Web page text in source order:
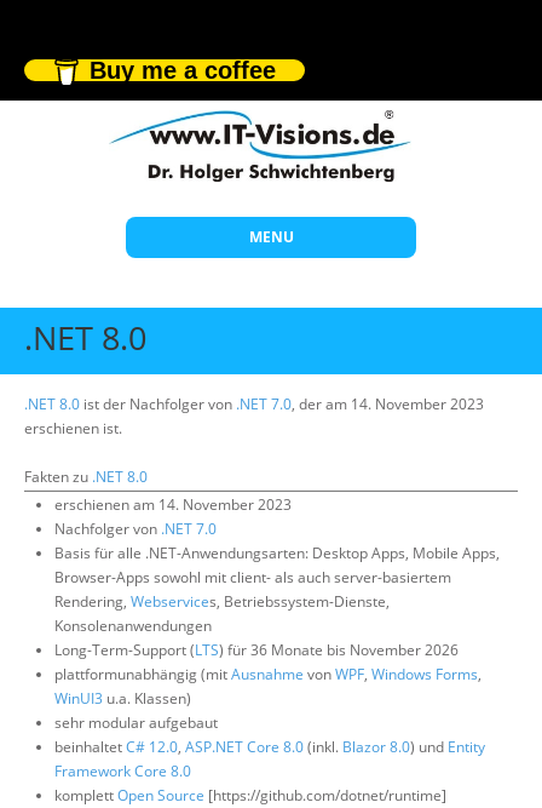
Buy me a coffee
MENU
Start
Beratung
Wissen
Über uns
Suche
.NET 8.0
.NET 8.0 ist der Nachfolger von .NET 7.0, der am 14. November 2023
erschienen ist.
Fakten zu .NET 8.0
erschienen am 14. November 2023
Nachfolger von .NET 7.0
Basis für alle .NET-Anwendungsarten: Desktop Apps, Mobile Apps,
Browser-Apps sowohl mit client- als auch server-basiertem
Rendering, Webservices, Betriebssystem-Dienste,
Konsolenanwendungen
Long-Term-Support (LTS) für 36 Monate bis November 2026
plattformunabhängig (mitAusnahme vonWPF, Windows Forms,
WinUI3 u.a. Klassen)
sehr modular aufgebaut
beinhaltetC# 12.0, ASP.NET Core 8.0(inkl. Blazor 8.0) und Entity
Framework Core 8.0
komplettOpen Source [https://github.com/dotnet/runtime]